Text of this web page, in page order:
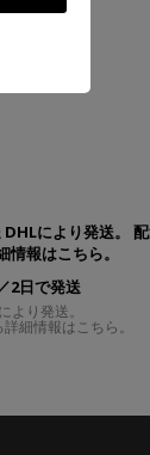
2日で発送
より発送。
細情報はこちら。